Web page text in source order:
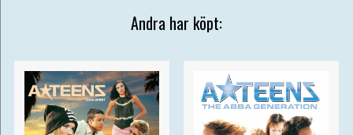
Andra har köpt: